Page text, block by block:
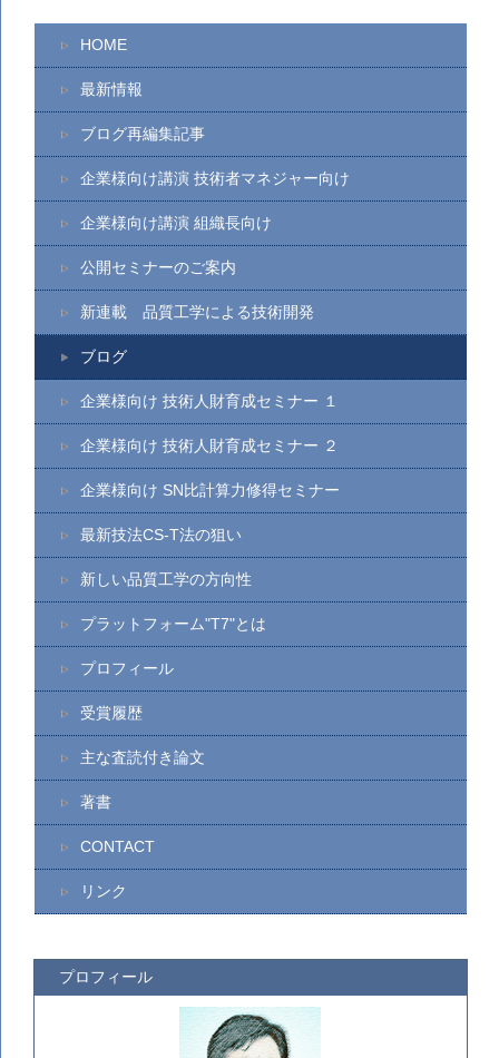
HOME
最新情報
ブログ再編集記事
企業様向け講演 技術者マネジャー向け
企業様向け講演 組織長向け
公開セミナーのご案内
新連載 品質工学による技術開発
ブログ
企業様向け 技術人財育成セミナー １
企業様向け 技術人財育成セミナー ２
企業様向け SN比計算力修得セミナー
最新技法CS-T法の狙い
新しい品質工学の方向性
プラットフォーム"T7"とは
プロフィール
受賞履歴
主な査読付き論文
著書
CONTACT
リンク
プロフィール